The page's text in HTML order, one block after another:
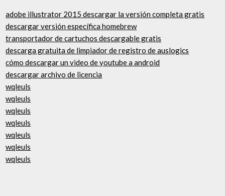
adobe illustrator 2015 descargar la versión completa gratis
descargar versión específica homebrew
transportador de cartuchos descargable gratis
descarga gratuita de limpiador de registro de auslogics
cómo descargar un video de youtube a android
descargar archivo de licencia
wqleuls
wqleuls
wqleuls
wqleuls
wqleuls
wqleuls
wqleuls